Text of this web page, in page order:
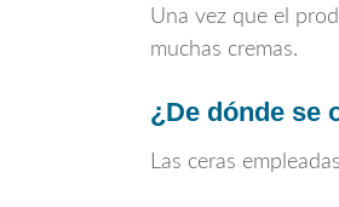
Una vez que el
muchas cremas.
¿De dónde se
Las ceras